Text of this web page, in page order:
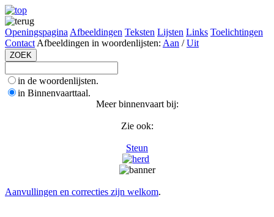
Openingspagina Afbeeldingen Teksten Lijsten Links Toelichtingen
Contact Afbeeldingen in woordenlijsten: Aan /Uit
in de woordenlijsten.
in Binnenvaarttaal.
Meer binnenvaart bij:
Zie ook:
Steun
Aanvullingen en correcties zijn welkom.